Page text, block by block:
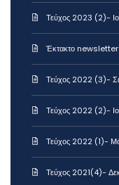
Τεύχος 2023 (2)-
Έκτακτο newsletter
Τεύχος 2022 (3)-
Τεύχος 2022 (2)-
Τεύχος 2022 (1)-
Τεύχος 2021(4)-